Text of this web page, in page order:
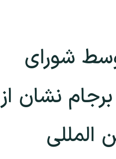
قطعنامه ۲۲۳۱ توسط شورای
نشان از